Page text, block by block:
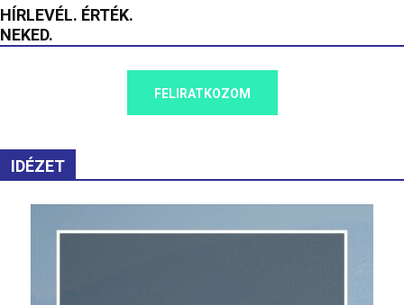
HÍRLEVÉL. ÉRTÉK.
NEKED.
FELIRATKOZOM
IDÉZET